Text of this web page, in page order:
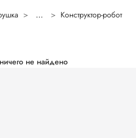
... Конструктор-робот
не найдено